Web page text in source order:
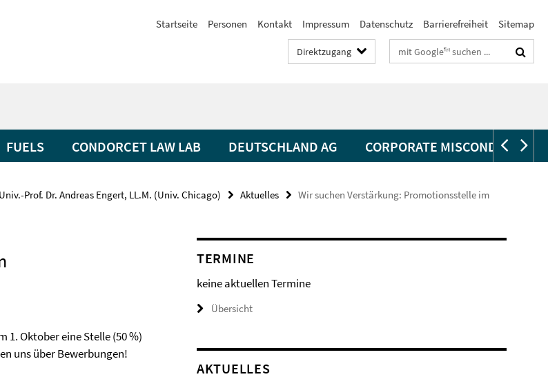
Startseite Personen Kontakt Impressum Datenschutz Barrierefreiheit Sitemap
Direktzugang Suchbegriffe
FUELS CONDORCET LAW LAB DEUTSCHLAND AG CORPORATE MISCONDUCT
Univ.-Prof. Dr. Andreas Engert, LL.M. (Univ. Chicago) Aktuelles
Wir suchen Verstärkung: Promotionsstelle im
Oktober eine Stelle (50 %)
uns über Bewerbungen!
TERMINE
keine aktuellen Termine
Übersicht
AKTUELLES